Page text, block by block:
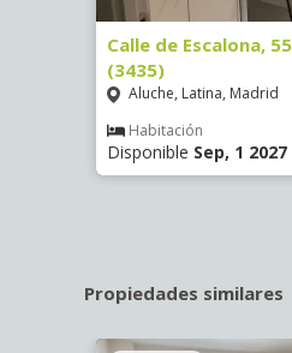
Calle de Escalona,
(3435)
Aluche, Latina, Madrid
Habitación
Disponible Sep, 1 2027
Propiedades similares